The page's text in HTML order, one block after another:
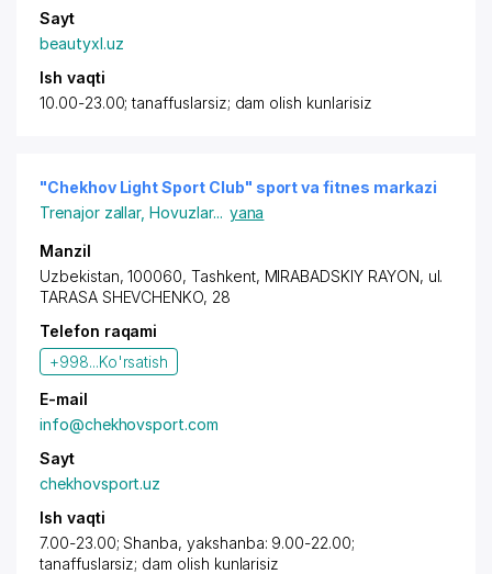
Sayt
beautyxl.uz
Ish vaqti
10.00-23.00; tanaffuslarsiz; dam olish kunlarisiz
"Chekhov Light Sport Club" sport va fitnes markazi
Trenajor zallar,Hovuzlar... yana
Manzil
Uzbekistan, 100060, Tashkent, MIRABADSKIY RAYON, ul.
TARASA SHEVCHENKO, 28
Telefon raqami
+998...Ko'rsatish
E-mail
info@chekhovsport.com
Sayt
chekhovsport.uz
Ish vaqti
7.00-23.00; Shanba, yakshanba: 9.00-22.00;
tanaffuslarsiz; dam olish kunlarisiz